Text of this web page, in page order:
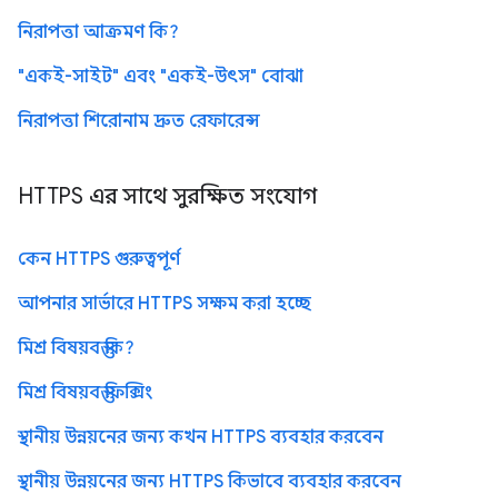
নিরাপত্তা আক্রমণ কি?
"একই-সাইট" এবং "একই-উৎস" বোঝা
নিরাপত্তা শিরোনাম দ্রুত রেফারেন্স
HTTPS এর সাথে সুরক্ষিত সংযোগ
কেন HTTPS গুরুত্বপূর্ণ
আপনার সার্ভারে HTTPS সক্ষম করা হচ্ছে
মিশ্র বিষয়বস্তু কি?
মিশ্র বিষয়বস্তু ফিক্সিং
স্থানীয় উন্নয়নের জন্য কখন HTTPS ব্যবহার করবেন
স্থানীয় উন্নয়নের জন্য HTTPS কিভাবে ব্যবহার করবেন